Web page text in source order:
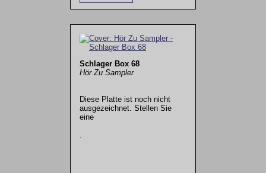
Schlager Box 68
Hör Zu Sampler
Diese Platte ist noch nicht
ausgezeichnet. Stellen Sie
eine
.